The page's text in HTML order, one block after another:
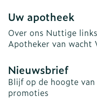
Uw apotheek
Over ons Nuttige links
Apotheker van wacht
Nieuwsbrief
Blijf op de hoogte
promoties